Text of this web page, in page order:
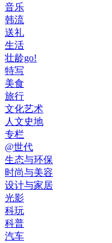
音乐
韩流
送礼
生活
壮龄go!
特写
美食
旅行
文化艺术
人文史地
专栏
@世代
生态与环保
时尚与美容
设计与家居
光影
科玩
科普
汽车